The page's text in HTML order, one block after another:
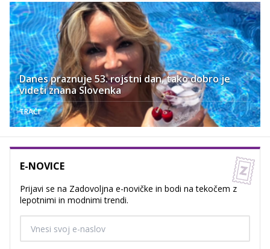
Danes praznuje 53. rojstni dan, tako dobro je
videti znana Slovenka
TRAČI
E-NOVICE
Prijavi se na Zadovoljna e-novičke in bodi na tekočem z
lepotnimi in modnimi trendi.